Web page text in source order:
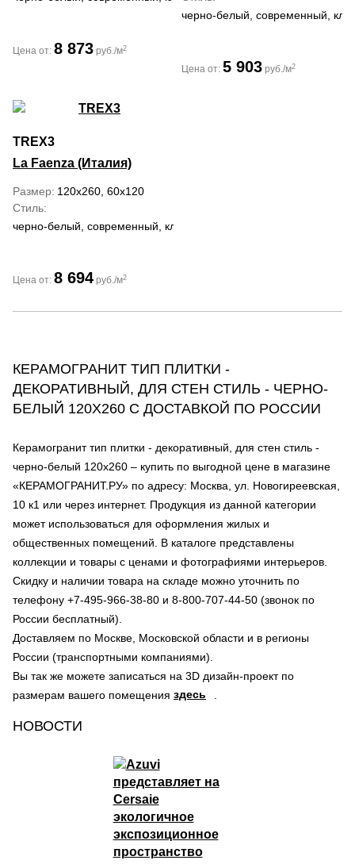
Цена от: 8 873 руб./м2
черно-белый, современный,
Цена от: 5 903 руб./м2
TREX3
La Faenza (Италия)
Размер 120x260, 60x120
Стиль
черно-белый, современный, классический
Цена от: 8 694 руб./м2
КЕРАМОГРАНИТ ТИП ПЛИТКИ -
ДЕКОРАТИВНЫЙ, ДЛЯ СТЕН СТИЛЬ - ЧЕРНО-
БЕЛЫЙ 120Х260 С ДОСТАВКОЙ ПО РОССИИ
Керамогранит тип плитки - декоративный, для стен стиль -
черно-белый 120х260 – купить по выгодной цене в магазине
«КЕРАМОГРАНИТ.РУ» по адресу: Москва, ул. Новогиреевская,
10 к1 или через интернет. Продукция из данной категории
может использоваться для оформления жилых и
общественных помещений. В каталоге представлены
коллекции и товары с ценами и фотографиями интерьеров.
Скидку и наличии товара на складе можно уточнить по
телефону +7-495-966-38-80 и 8-800-707-44-50 (звонок по
России бесплатный).
Доставляем по Москве, Московской области и в регионы
России (транспортными компаниями).
Вы так же можете записаться на 3D дизайн-проект по
размерам вашего помещения здесь
НОВОСТИ